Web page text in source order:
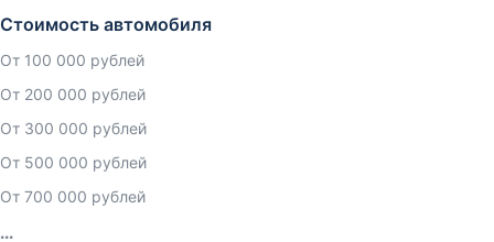
Стоимость автомобиля
От 100 000 рублей
От 200 000 рублей
От 300 000 рублей
От 500 000 рублей
От 700 000 рублей